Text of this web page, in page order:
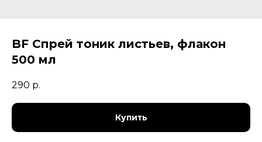
BF Спрей тоник листьев, флакон
500 мл
290 р.
Купить